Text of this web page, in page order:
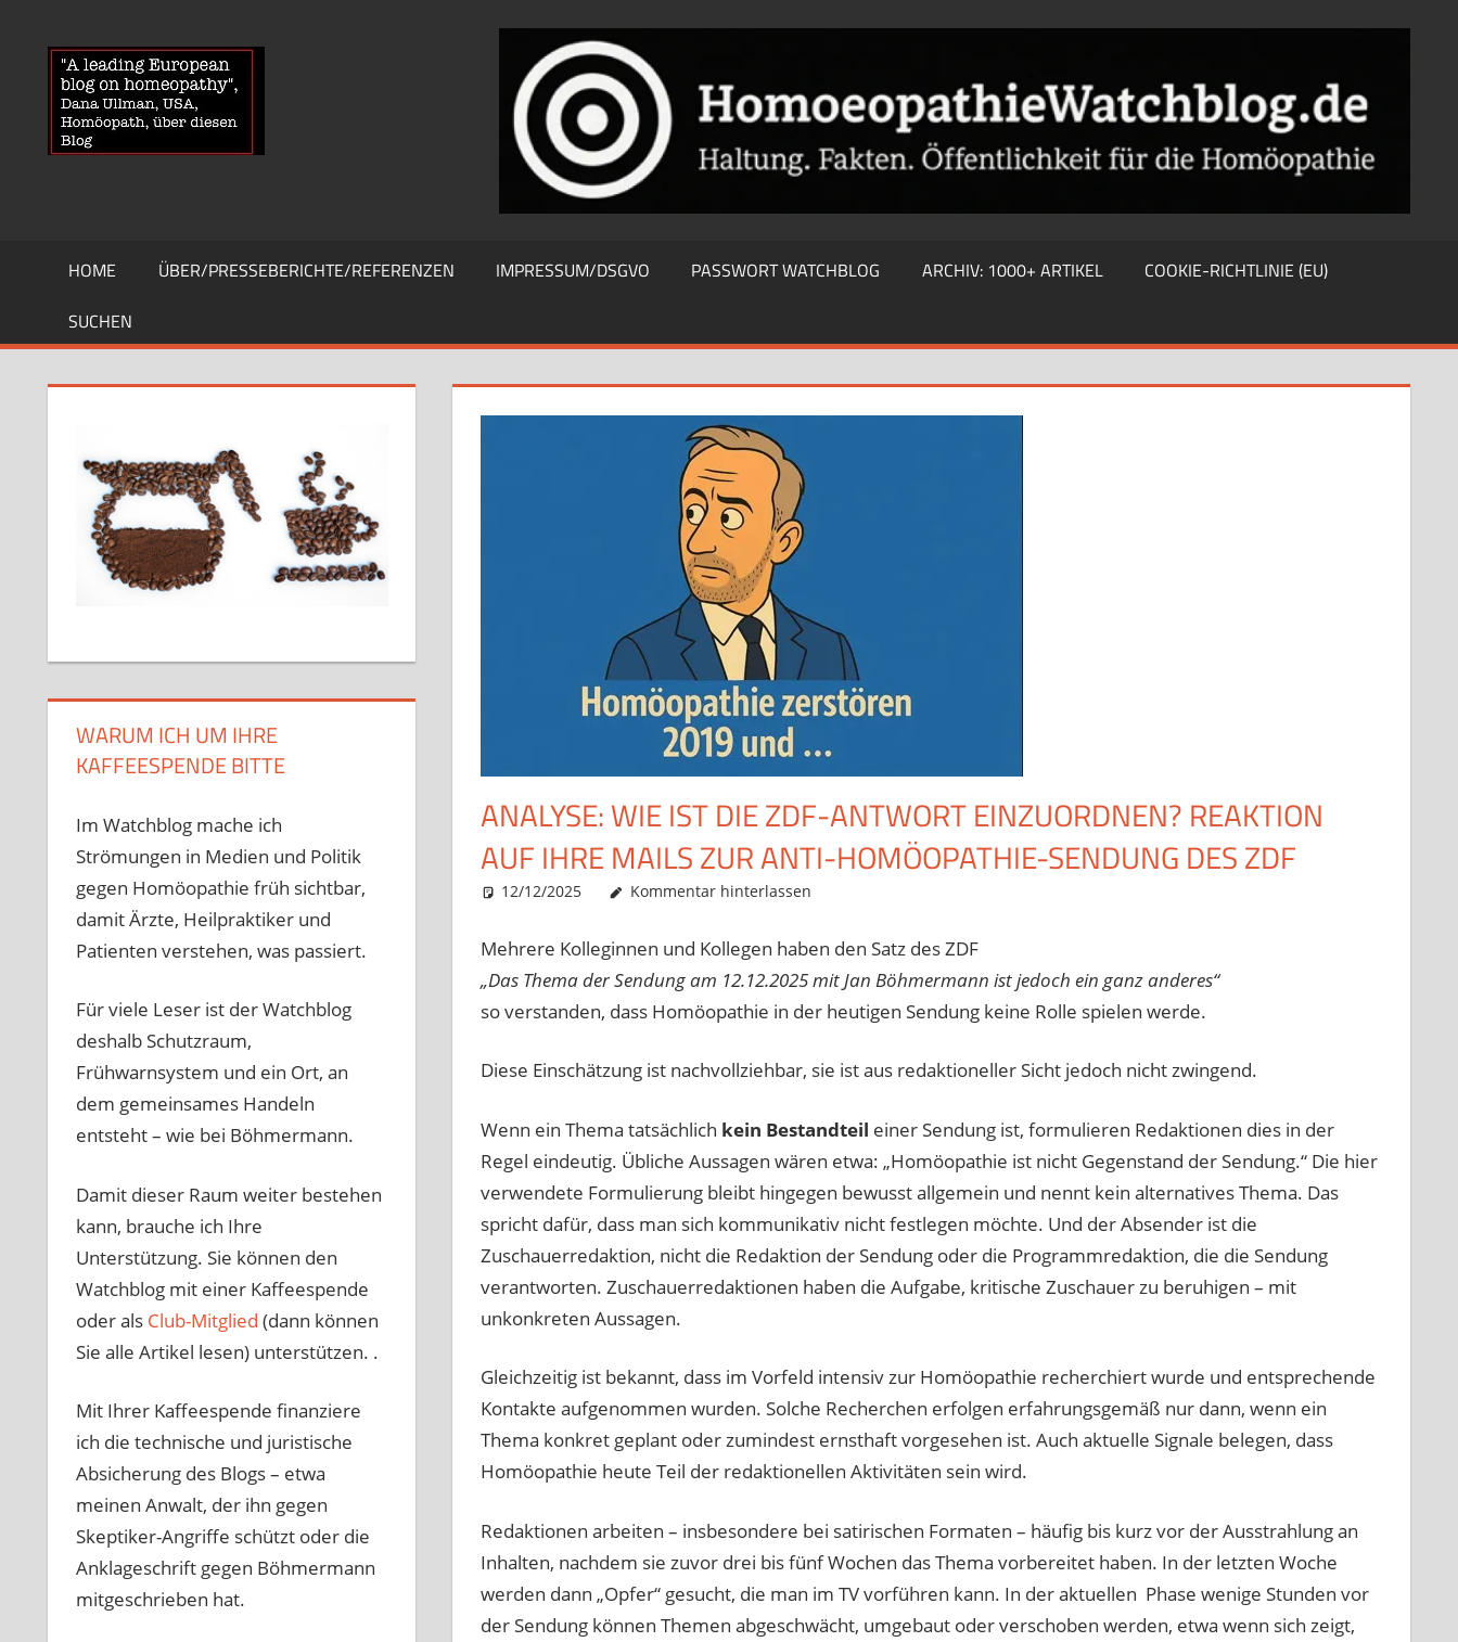
springen
HOMOEOPATHIEWATCHBLOG
News
über
Homöopathie
und
Globuli-
HOME ÜBER/PRESSEBERICHTE/REFERENZEN IMPRESSUM/DSGVO PASSWORT WATCHBLOG ARCHIV: 1000+ ARTIKEL
COOKIE-RICHTLINIE (EU)
SUCHEN
ANALYSE: WIE IST DIE ZDF-ANTWORT EINZUORDNEN? REAKTION
AUF IHRE MAILS ZUR ANTI-HOMÖOPATHIE-SENDUNG DES ZDF
12/12/2025 Christian J. Becker
Uncategorized
Kommentar hinterlassen
Mehrere Kolleginnen und Kollegen haben den Satz des ZDF
„Das Thema der Sendung am 12.12.2025 mit Jan Böhmermann ist jedoch ein ganz anderes“
so verstanden, dass Homöopathie in der heutigen Sendung keine Rolle spielen werde.
Diese Einschätzung ist nachvollziehbar, sie ist aus redaktioneller Sicht jedoch nicht zwingend.
Wenn ein Thema tatsächlich kein Bestandteil einer Sendung ist, formulieren Redaktionen dies in der
Regel eindeutig. Übliche Aussagen wären etwa: „Homöopathie ist nicht Gegenstand der Sendung.“ Die hier
verwendete Formulierung bleibt hingegen bewusst allgemein und nennt kein alternatives Thema. Das
spricht dafür, dass man sich kommunikativ nicht festlegen möchte. Und der Absender ist die
Zuschauerredaktion, nicht die Redaktion der Sendung oder die Programmredaktion, die die Sendung
verantworten. Zuschauerredaktionen haben die Aufgabe, kritische Zuschauer zu beruhigen – mit
unkonkreten Aussagen.
Gleichzeitig ist bekannt, dass im Vorfeld intensiv zur Homöopathie recherchiert wurde und entsprechende
Kontakte aufgenommen wurden. Solche Recherchen erfolgen erfahrungsgemäß nur dann, wenn ein
Thema konkret geplant oder zumindest ernsthaft vorgesehen ist. Auch aktuelle Signale belegen, dass
Homöopathie heute Teil der redaktionellen Aktivitäten sein wird.
Redaktionen arbeiten – insbesondere bei satirischen Formaten – häufig bis kurz vor der Ausstrahlung an
Inhalten, nachdem sie zuvor drei bis fünf Wochen das Thema vorbereitet haben. In der letzten Woche
werden dann „Opfer“ gesucht, die man im TV vorführen kann. In der aktuellen Phase wenige Stunden vor
der Sendung können Themen abgeschwächt, umgebaut oder verschoben werden, etwa wenn sich zeigt,
WARUM ICH UM IHRE
KAFFEESPENDE BITTE
Im Watchblog mache ich
Strömungen in Medien und Politik
gegen Homöopathie früh sichtbar,
damit Ärzte, Heilpraktiker und
Patienten verstehen, was passiert.
Für viele Leser ist der Watchblog
deshalb Schutzraum,
Frühwarnsystem und ein Ort, an
dem gemeinsames Handeln
entsteht – wie bei Böhmermann.
Damit dieser Raum weiter bestehen
kann, brauche ich Ihre
Unterstützung. Sie können den
Watchblog mit einer Kaffeespende
oder als Club-Mitglied (dann können
Sie alle Artikel lesen) unterstützen. .
Mit Ihrer Kaffeespende finanziere
ich die technische und juristische
Absicherung des Blogs – etwa
meinen Anwalt, der ihn gegen
Skeptiker-Angriffe schützt oder die
Anklageschrift gegen Böhmermann
mitgeschrieben hat.